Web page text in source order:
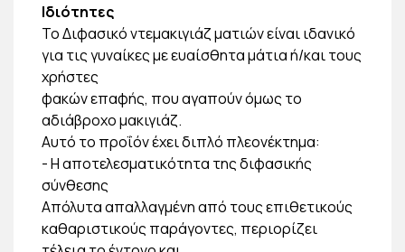
Ιδιότητες
Το Διφασικό ντεμακιγιάζ ματιών είναι ιδανικό
για τις γυναίκες με ευαίσθητα μάτια ή/και τους
χρήστες
φακών επαφής, που αγαπούν όμως το
αδιάβροχο μακιγιάζ.
Αυτό το προΐόν έχει διπλό πλεονέκτημα:
- Η αποτελεσματικότητα της διφασικής
σύνθεσης
Απόλυτα απαλλαγμένη από τους επιθετικούς
καθαριστικούς παράγοντες, περιορίζει